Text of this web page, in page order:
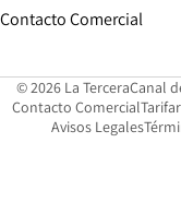
Contacto Comercial
© 2026 La TerceraCanal
Contacto Comercial
Avisos Legales